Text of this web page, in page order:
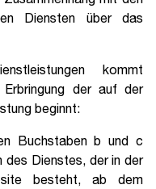
Diensten über das
kommt
der auf der
beginnt:
Buchstaben b und c
des Dienstes, der in der
besteht, ab dem